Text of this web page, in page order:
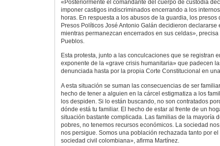
«Posteriormente el comandante del cuerpo de custodia
imponer castigos indiscriminados encerrando a los
horas. En respuesta a los abusos de la guardia, los
Presos Políticos José Antonio Galán decidieron declararse
mientras permanezcan encerrados en sus celdas»,
Pueblos.
Esta protesta, junto a las conculcaciones que se registran
exponente de la «grave crisis humanitaria» que padecen
denunciada hasta por la propia Corte Constitucional en
A esta situación se suman las consecuencias de ser
hecho de tener a alguien en la cárcel estigmatiza a los
los despiden. Si lo están buscando, no son contratados
dónde está tu familiar. El hecho de estar al frente de un
situación bastante complicada. Las familias de la mayoría
pobres, no tenemos recursos económicos. La sociedad
nos persigue. Somos una población rechazada tanto por
sociedad civil colombiana», afirma Martínez.